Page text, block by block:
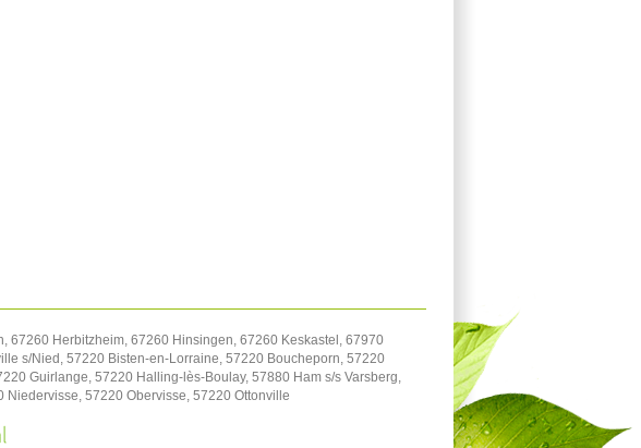
67260 Herbitzheim, 67260 Hinsingen, 67260 Keskastel, 67970
s/Nied, 57220 Bisten-en-Lorraine, 57220 Boucheporn, 57220
Guirlange, 57220 Halling-lès-Boulay, 57880 Ham s/s Varsberg,
57220 Obervisse, 57220 Ottonville